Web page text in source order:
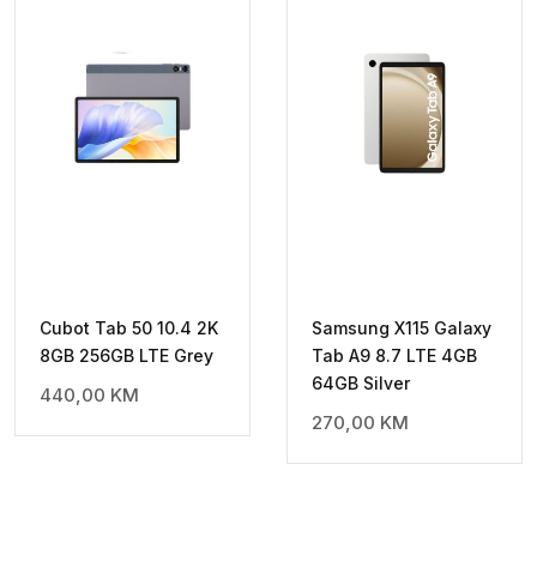
Cubot Tab 50 10.4 2K
8GB 256GB LTE Grey
440,00 KM
Samsung X115 Galaxy
Tab A9 8.7 LTE 4GB
64GB Silver
270,00 KM